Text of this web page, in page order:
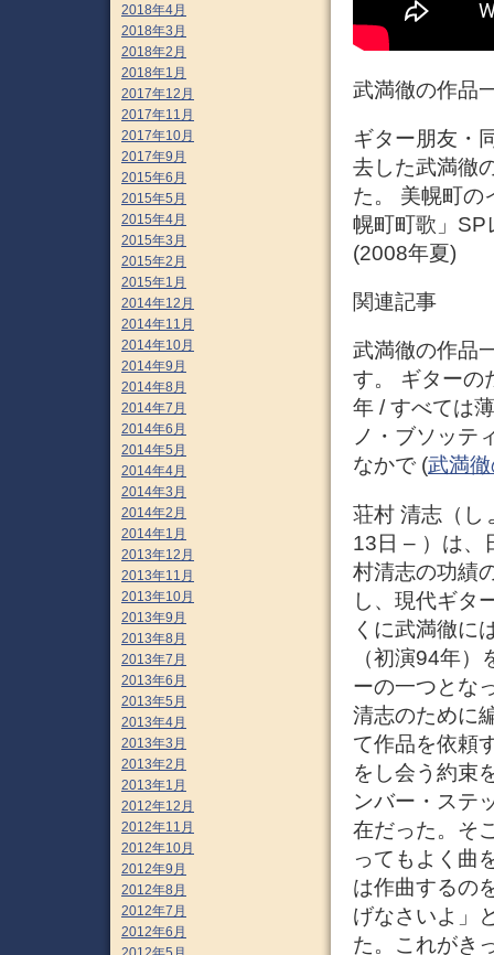
武満徹の作品
ギター朋友・
去した武満徹
た。 美幌町の
幌町町歌」SP
(2008年夏)
関連記事
武満徹の作品
す。 ギターの
年 / すべては
ノ・ブソッテ
なかで (武満
荘村 清志（し
13日 – ）は、
村清志の功績
し、現代ギタ
くに武満徹に
（初演94年
ーの一つとな
清志のために
て作品を依頼
をし会う約束
ンバー・ステ
在だった。そ
ってもよく曲
は作曲するの
げなさいよ」
た。これがき
2018年4月
2018年3月
2018年2月
2018年1月
2017年12月
2017年11月
2017年10月
2017年9月
2015年6月
2015年5月
2015年4月
2015年3月
2015年2月
2015年1月
2014年12月
2014年11月
2014年10月
2014年9月
2014年8月
2014年7月
2014年6月
2014年5月
2014年4月
2014年3月
2014年2月
2014年1月
2013年12月
2013年11月
2013年10月
2013年9月
2013年8月
2013年7月
2013年6月
2013年5月
2013年4月
2013年3月
2013年2月
2013年1月
2012年12月
2012年11月
2012年10月
2012年9月
2012年8月
2012年7月
2012年6月